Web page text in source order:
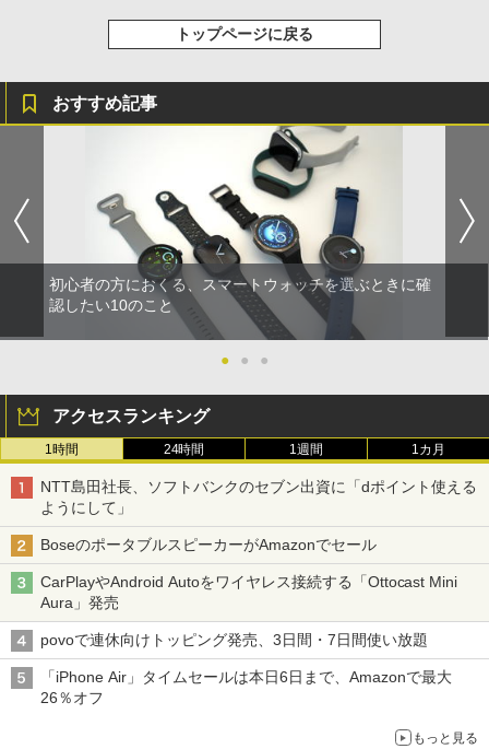
トップページに戻る
おすすめ記事
初心者の方におくる、スマートウォッチを選ぶときに確
認したい10のこと
● ● ●
アクセスランキング
1時間 24時間 1週間 1カ月
NTT島田社長、ソフトバンクのセブン出資に「dポイント使える
ようにして」
BoseのポータブルスピーカーがAmazonでセール
CarPlayやAndroid Autoをワイヤレス接続する「Ottocast Mini
Aura」発売
povoで連休向けトッピング発売、3日間・7日間使い放題
「iPhone Air」タイムセールは本日6日まで、Amazonで最大
26％オフ
もっと見る